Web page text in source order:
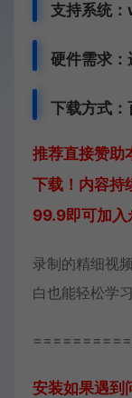
支持系统
硬件需求
下载方式：
推荐直接赞助
下载！内容持
99.9即可加入
录制的精细视
白也能轻松学习
安装如果遇到